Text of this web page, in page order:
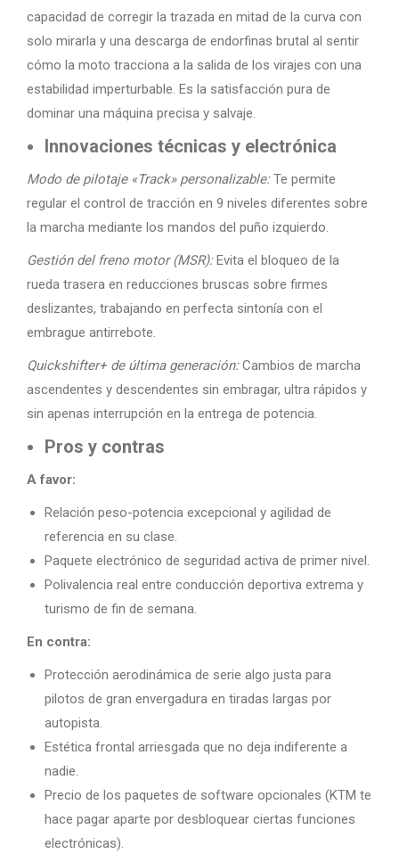
capacidad de corregir la trazada en mitad de la curva con
solo mirarla y una descarga de endorfinas brutal al sentir
cómo la moto tracciona a la salida de los virajes con una
estabilidad imperturbable. Es la satisfacción pura de
dominar una máquina precisa y salvaje.
Innovaciones técnicas y electrónica
Modo de pilotaje «Track» personalizable:Te permite
regular el control de tracción en 9 niveles diferentes sobre
la marcha mediante los mandos del puño izquierdo.
Gestión del freno motor (MSR):Evita el bloqueo de la
rueda trasera en reducciones bruscas sobre firmes
deslizantes, trabajando en perfecta sintonía con el
embrague antirrebote.
Quickshifter+ de última generación:Cambios de marcha
ascendentes y descendentes sin embragar, ultra rápidos y
sin apenas interrupción en la entrega de potencia.
Pros y contras
A favor:
Relación peso-potencia excepcional y agilidad de
referencia en su clase.
Paquete electrónico de seguridad activa de primer nivel.
Polivalencia real entre conducción deportiva extrema y
turismo de fin de semana.
En contra:
Protección aerodinámica de serie algo justa para
pilotos de gran envergadura en tiradas largas por
autopista.
Estética frontal arriesgada que no deja indiferente a
nadie.
Precio de los paquetes de software opcionales (KTM te
hace pagar aparte por desbloquear ciertas funciones
electrónicas).